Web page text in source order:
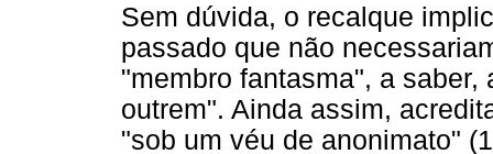
Sem dúvida, o recalque
passado que não
"membro fantasma", a
outrem". Ainda assim,
"sob um véu de anonimato"